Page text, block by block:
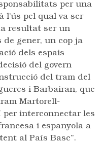
per una
l’ús pel qual va ser
resultat ser un
de gener, un cop ja
dels espais
del govern
del tram del
i Barbairan, que
Martorell-
per interconnectar les
i espanyola a
al País Basc”.